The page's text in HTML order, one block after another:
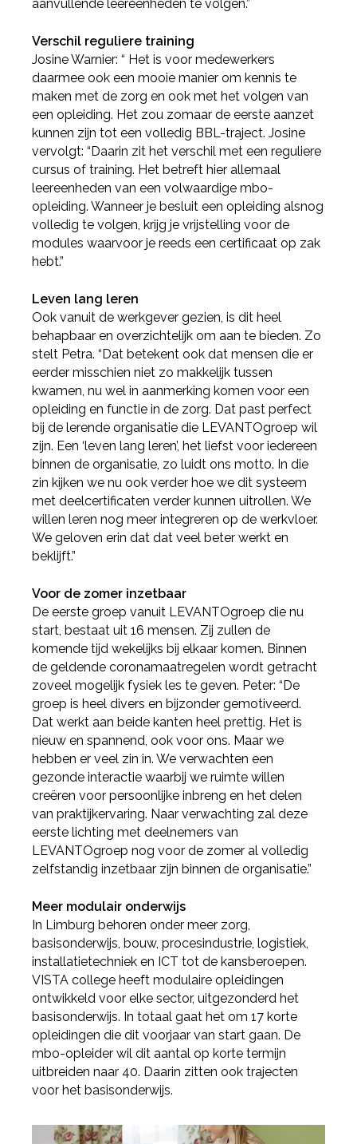
aanvullende leereenheden te volgen.”
Verschil reguliere training
Josine Warnier: “ Het is voor medewerkers
daarmee ook een mooie manier om kennis te
maken met de zorg en ook met het volgen van
een opleiding. Het zou zomaar de eerste aanzet
kunnen zijn tot een volledig BBL-traject. Josine
vervolgt: “Daarin zit het verschil met een reguliere
cursus of training. Het betreft hier allemaal
leereenheden van een volwaardige mbo-
opleiding. Wanneer je besluit een opleiding alsnog
volledig te volgen, krijg je vrijstelling voor de
modules waarvoor je reeds een certificaat op zak
hebt.”
Leven lang leren
Ook vanuit de werkgever gezien, is dit heel
behapbaar en overzichtelijk om aan te bieden. Zo
stelt Petra. “Dat betekent ook dat mensen die er
eerder misschien niet zo makkelijk tussen
kwamen, nu wel in aanmerking komen voor een
opleiding en functie in de zorg. Dat past perfect
bij de lerende organisatie die LEVANTOgroep wil
zijn. Een ‘leven lang leren’, het liefst voor iedereen
binnen de organisatie, zo luidt ons motto. In die
zin kijken we nu ook verder hoe we dit systeem
met deelcertificaten verder kunnen uitrollen. We
willen leren nog meer integreren op de werkvloer.
We geloven erin dat dat veel beter werkt en
beklijft.”
Voor de zomer inzetbaar
De eerste groep vanuit LEVANTOgroep die nu
start, bestaat uit 16 mensen. Zij zullen de
komende tijd wekelijks bij elkaar komen. Binnen
de geldende coronamaatregelen wordt getracht
zoveel mogelijk fysiek les te geven. Peter: “De
groep is heel divers en bijzonder gemotiveerd.
Dat werkt aan beide kanten heel prettig. Het is
nieuw en spannend, ook voor ons. Maar we
hebben er veel zin in. We verwachten een
gezonde interactie waarbij we ruimte willen
creëren voor persoonlijke inbreng en het delen
van praktijkervaring. Naar verwachting zal deze
eerste lichting met deelnemers van
LEVANTOgroep nog voor de zomer al volledig
zelfstandig inzetbaar zijn binnen de organisatie.”
Meer modulair onderwijs
In Limburg behoren onder meer zorg,
basisonderwijs, bouw, procesindustrie, logistiek,
installatietechniek en ICT tot de kansberoepen.
VISTA college heeft modulaire opleidingen
ontwikkeld voor elke sector, uitgezonderd het
basisonderwijs. In totaal gaat het om 17 korte
opleidingen die dit voorjaar van start gaan. De
mbo-opleider wil dit aantal op korte termijn
uitbreiden naar 40. Daarin zitten ook trajecten
voor het basisonderwijs.
Deel via Facebook
Deel via Twitter